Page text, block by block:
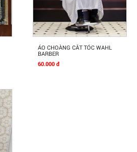
Mua Ngay
ÁO CHOÀNG CẮT TÓC WAHL
BARBER
60.000 đ